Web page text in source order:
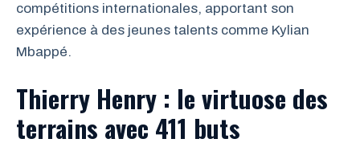
compétitions internationales, apportant son
expérience à des jeunes talents comme Kylian
Mbappé.
Thierry Henry : le virtuose des
terrains avec 411 buts